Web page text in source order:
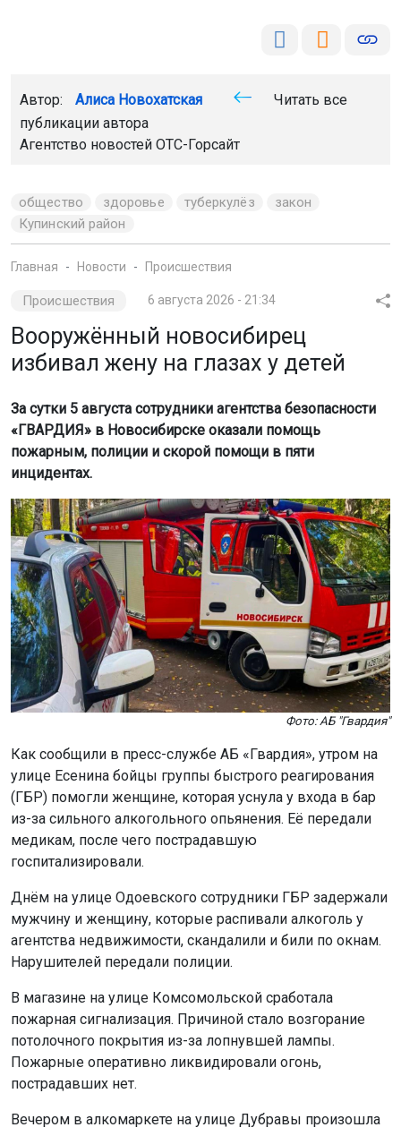
Автор: Алиса Новохатская
Читать все
публикации автора
Агентство новостей ОТС-Горсайт
общество здоровье туберкулёз
закон
Купинский район
Главная Новости Происшествия
Происшествия 6 августа 2026 - 21:34
Вооружённый новосибирец
избивал жену на глазах у детей
За сутки 5 августа сотрудники агентства безопасности
«ГВАРДИЯ» в Новосибирске оказали помощь
пожарным, полиции и скорой помощи в пяти
инцидентах.
Фото: АБ "Гвардия"
Как сообщили в пресс-службе АБ «Гвардия», утром на
улице Есенина бойцы группы быстрого реагирования
(ГБР) помогли женщине, которая уснула у входа в бар
из-за сильного алкогольного опьянения. Её передали
медикам, после чего пострадавшую
госпитализировали.
Днём на улице Одоевского сотрудники ГБР задержали
мужчину и женщину, которые распивали алкоголь у
агентства недвижимости, скандалили и били по окнам.
Нарушителей передали полиции.
В магазине на улице Комсомольской сработала
пожарная сигнализация. Причиной стало возгорание
потолочного покрытия из-за лопнувшей лампы.
Пожарные оперативно ликвидировали огонь,
пострадавших нет.
Вечером в алкомаркете на улице Дубравы произошла